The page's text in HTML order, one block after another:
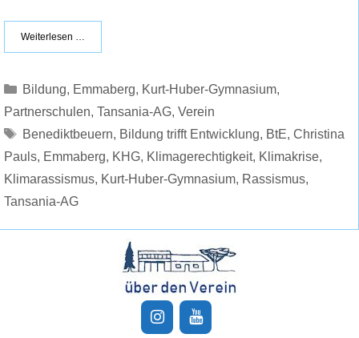
Weiterlesen …
Kategorien
Bildung, Emmaberg, Kurt-Huber-Gymnasium,
Partnerschulen, Tansania-AG, Verein
Schlagwörter
Benediktbeuern, Bildung trifft Entwicklung, BtE, Christina
Pauls, Emmaberg, KHG, Klimagerechtigkeit, Klimakrise,
Klimarassismus, Kurt-Huber-Gymnasium, Rassismus,
Tansania-AG